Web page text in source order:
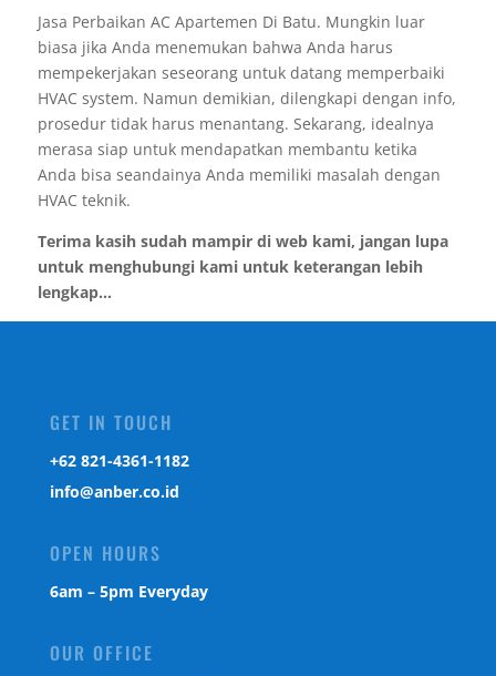
Jasa Perbaikan AC Apartemen Di Batu. Mungkin luar
biasa jika Anda menemukan bahwa Anda harus
mempekerjakan seseorang untuk datang memperbaiki
HVAC system. Namun demikian, dilengkapi dengan info,
prosedur tidak harus menantang. Sekarang, idealnya
merasa siap untuk mendapatkan membantu ketika
Anda bisa seandainya Anda memiliki masalah dengan
HVAC teknik.
Terima kasih sudah mampir di web kami, jangan lupa
untuk menghubungi kami untuk keterangan lebih
lengkap...
GET IN TOUCH
‎+62 821-4361-1182
info@anber.co.id
OPEN HOURS
6am – 5pm Everyday
OUR OFFICE